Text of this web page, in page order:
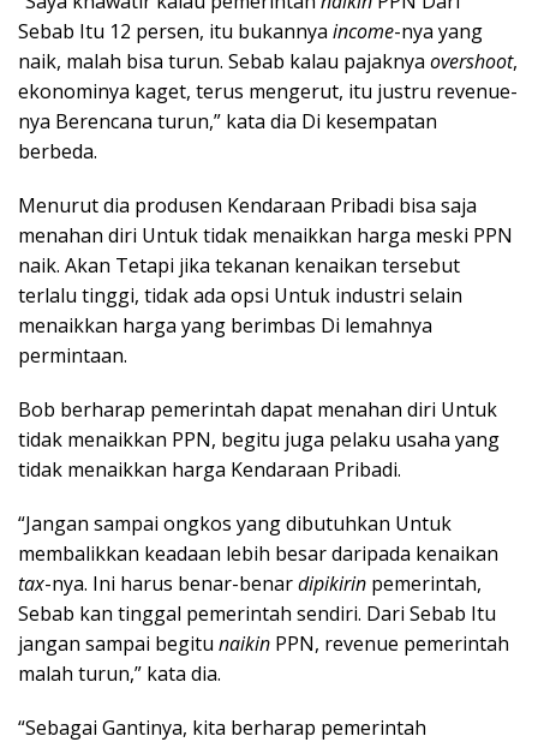
Sebab Itu 12 persen, itu bukannya income-nya yang
naik, malah bisa turun. Sebab kalau pajaknya overshoot,
ekonominya kaget, terus mengerut, itu justru revenue-
nya Berencana turun,” kata dia Di kesempatan
berbeda.
Menurut dia produsen Kendaraan Pribadi bisa saja
menahan diri Untuk tidak menaikkan harga meski PPN
naik. Akan Tetapi jika tekanan kenaikan tersebut
terlalu tinggi, tidak ada opsi Untuk industri selain
menaikkan harga yang berimbas Di lemahnya
permintaan.
Bob berharap pemerintah dapat menahan diri Untuk
tidak menaikkan PPN, begitu juga pelaku usaha yang
tidak menaikkan harga Kendaraan Pribadi.
“Jangan sampai ongkos yang dibutuhkan Untuk
membalikkan keadaan lebih besar daripada kenaikan
tax-nya. Ini harus benar-benardipikirin pemerintah,
Sebab kan tinggal pemerintah sendiri. Dari Sebab Itu
jangan sampai begitu naikin PPN, revenue pemerintah
malah turun,” kata dia.
“Sebagai Gantinya, kita berharap pemerintah